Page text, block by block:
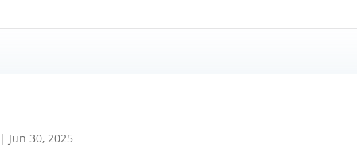
| Jun 30, 2025